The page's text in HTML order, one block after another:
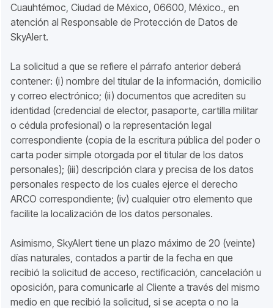
Cuauhtémoc, Ciudad de México, 06600, México., en
atención al Responsable de Protección de Datos de
SkyAlert.
La solicitud a que se refiere el párrafo anterior deberá
contener: (i) nombre del titular de la información, domicilio
y correo electrónico; (ii) documentos que acrediten su
identidad (credencial de elector, pasaporte, cartilla militar
o cédula profesional) o la representación legal
correspondiente (copia de la escritura pública del poder o
carta poder simple otorgada por el titular de los datos
personales); (iii) descripción clara y precisa de los datos
personales respecto de los cuales ejerce el derecho
ARCO correspondiente; (iv) cualquier otro elemento que
facilite la localización de los datos personales.
Asimismo, SkyAlert tiene un plazo máximo de 20 (veinte)
días naturales, contados a partir de la fecha en que
recibió la solicitud de acceso, rectificación, cancelación u
oposición, para comunicarle al Cliente a través del mismo
medio en que recibió la solicitud, si se acepta o no la